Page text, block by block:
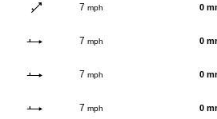
7 mph 0
7 mph 0
7 mph 0
7 mph 0